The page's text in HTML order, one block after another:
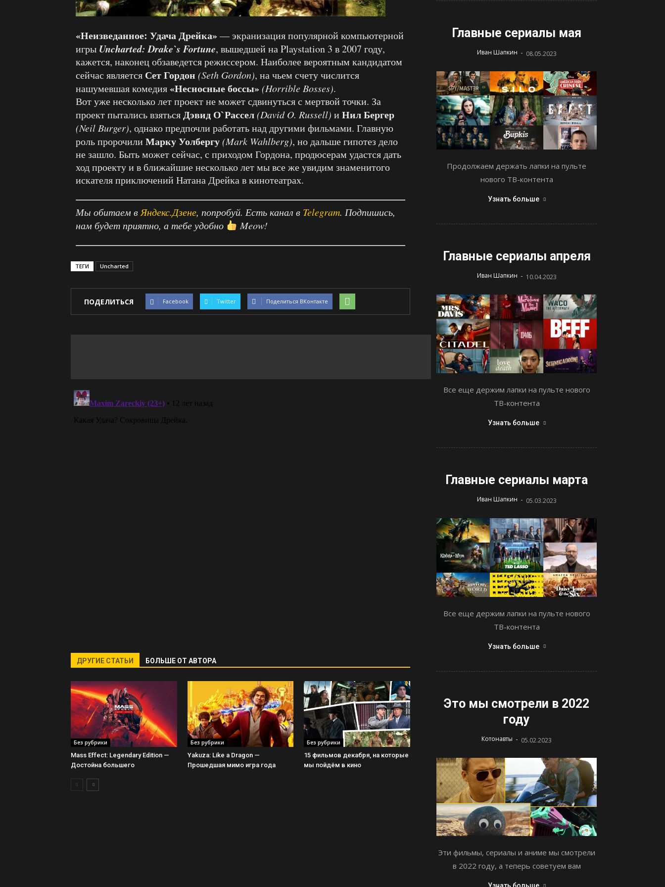
«Неизведанное: Удача Дрейка»— экранизация популярной компьютерной
игры Uncharted: Drake`s Fortune, вышедшей на Playstation 3 в 2007 году,
кажется, наконец обзаведется режиссером. Наиболее вероятным кандидатом
сейчас является Сет Гордон (Seth Gordon), на чьем счету числится
нашумевшая комедия«Несносные боссы»(Horrible Bosses).
Вот уже несколько лет проект не может сдвинуться с мертвой точки. За
проект пытались взятьсяДэвид О`Рассел(David O. Russell) и Нил Бергер
(Neil Burger), однако предпочли работать над другими фильмами. Главную
роль пророчили Марку Уолбергу(Mark Wahlberg), но дальше гипотез дело
не зашло. Быть может сейчас, с приходом Гордона, продюсерам удастся дать
ход проекту и в ближайшие несколько лет мы все же увидим знаменитого
искателя приключений Натана Дрейка в кинотеатрах.
Мы обитаем в Яндекс.Дзене, попробуй. Есть канал в Telegram. Подпишись,
нам будет приятно, а тебе удобно
Meow!
ТЕГИ Uncharted
ПОДЕЛИТЬСЯ Facebook Twitter Поделиться ВКонтакте
ДРУГИЕ СТАТЬИ БОЛЬШЕ ОТ АВТОРА
Без рубрики
Mass Effect: Legendary Edition —
Достойна большего
Без рубрики
Yakuza: Like a Dragon —
Прошедшая мимо игра года
Без рубрики
15 фильмов декабря, на которые
мы пойдём в кино
Главные сериалы мая
Иван Шапкин - 08.05.2023
Продолжаем держать лапки на пульте
нового ТВ-контента
Узнать больше
Главные сериалы апреля
Иван Шапкин - 10.04.2023
Все еще держим лапки на пульте нового
ТВ-контента
Узнать больше
Главные сериалы марта
Иван Шапкин - 05.03.2023
Все еще держим лапки на пульте нового
ТВ-контента
Узнать больше
Это мы смотрели в 2022
году
Котонавты - 05.02.2023
Эти фильмы, сериалы и аниме мы смотрели
в 2022 году, а теперь советуем вам